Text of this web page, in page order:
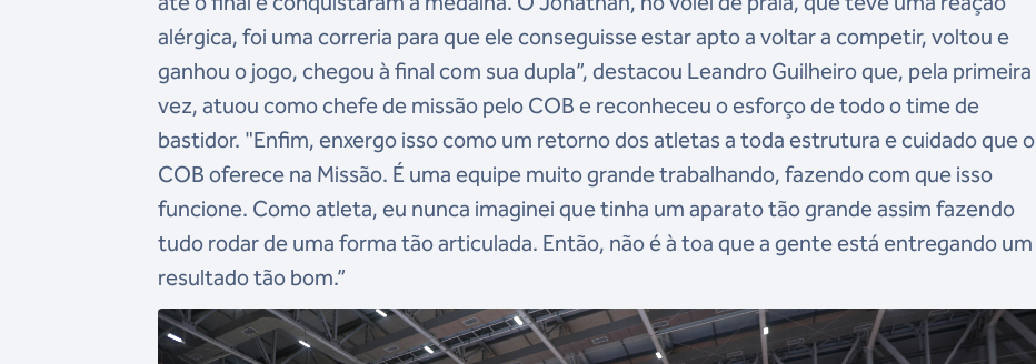
alérgica, foi uma correria para que ele conseguisse estar apto a voltar a competir, voltou e
ganhou o jogo, chegou à final com sua dupla”, destacou Leandro Guilheiro que, pela primeira
vez, atuou como chefe de missão pelo COB e reconheceu o esforço de todo o time de
bastidor. "Enfim, enxergo isso como um retorno dos atletas a toda estrutura e cuidado que o
COB oferece na Missão. É uma equipe muito grande trabalhando, fazendo com que isso
funcione. Como atleta, eu nunca imaginei que tinha um aparato tão grande assim fazendo
tudo rodar de uma forma tão articulada. Então, não é à toa que a gente está entregando um
resultado tão bom.”